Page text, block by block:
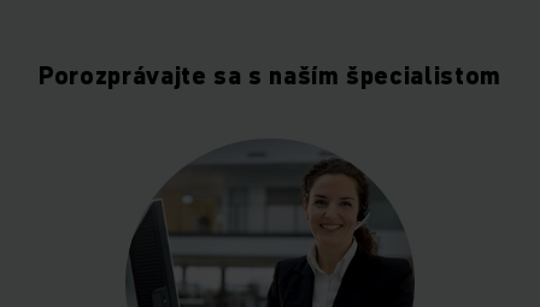
Porozprávajte sa s naším špecialistom